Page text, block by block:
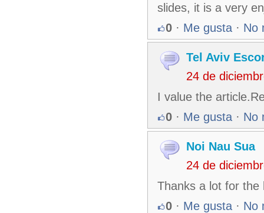
slides, it is a very
0 · Me gusta · No
Tel Aviv
24 de
I value the
0 · Me gusta · No
Noi Nau Sua
24 de
Thanks a lot for the
0 · Me gusta · No